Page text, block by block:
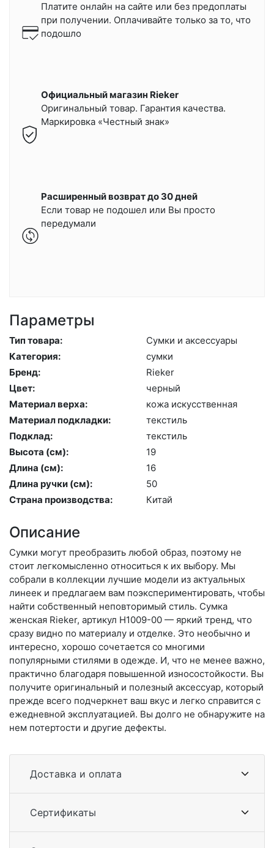
Платите онлайн на сайте или без предоплаты
при получении. Оплачивайте только за то, что
подошло
Официальный магазин Rieker
Оригинальный товар. Гарантия качества.
Маркировка «Честный знак»
Расширенный возврат до 30 дней
Если товар не подошел или Вы просто
передумали
Параметры
Тип товара:
Сум­ки и ак­сессу­ары
Категория:
сум­ки
Бренд:
Ri­eker
Цвет:
чер­ный
Материал верха:
ко­жа ис­кусс­твен­ная
Материал подкладки:
текс­тиль
Подклад:
текс­тиль
Высота (cм):
19
Длина (см):
16
Длина ручки (см):
50
Страна производства:
Ки­тай
Описание
Сумки могут преобразить любой образ, поэтому не
стоит легкомысленно относиться к их выбору. Мы
собрали в коллекции лучшие модели из актуальных
линеек и предлагаем вам поэкспериментировать, чтобы
найти собственный неповторимый стиль. Сумка
женская Rieker, артикул H1009-00 — яркий тренд, что
сразу видно по материалу и отделке. Это необычно и
интересно, хорошо сочетается со многими
популярными стилями в одежде. И, что не менее важно,
практично благодаря повышенной износостойкости. Вы
получите оригинальный и полезный аксессуар, который
прежде всего подчеркнет ваш вкус и легко справится с
ежедневной эксплуатацией. Вы долго не обнаружите на
нем потертости и другие дефекты.
Доставка и оплата
Сертификаты